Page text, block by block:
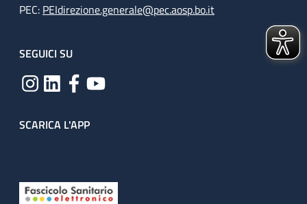
PEC: PEIdirezione.generale@pec.aosp.bo.it
SEGUICI SU
SCARICA L'APP